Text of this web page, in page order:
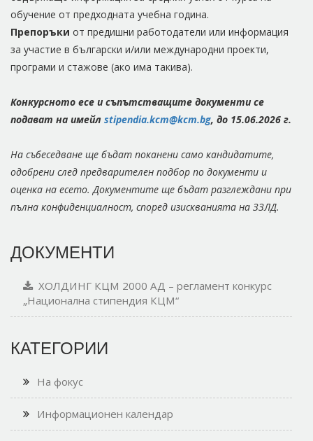
обучение от предходната учебна година.
Препоръки от предишни работодатели или информация
за участие в български и/или международни проекти,
програми и стажове (ако има такива).
Конкурсното есе и съпътстващите документи се
подават на имейл stipendia.kcm@kcm.bg, до 15.06.2026 г.
На събеседване ще бъдат поканени само кандидатите,
одобрени след предварителен подбор по документи и
оценка на есето. Документите ще бъдат разглеждани при
пълна конфиденциалност, според изискванията на ЗЗЛД.
ДОКУМЕНТИ
ХОЛДИНГ КЦМ 2000 АД – регламент конкурс
„Национална стипендия КЦМ“
КАТЕГОРИИ
На фокус
Информационен календар